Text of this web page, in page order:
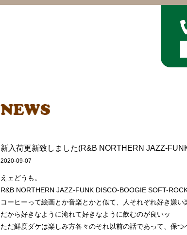
新入荷更新致しました(R&B NORTHERN JAZZ-
2020-09-07
えェどうも。
R&B NORTHERN JAZZ-FUNK DISCO-BOOGIE SOFT-
コーヒーって絵画とか音楽とかと似て、人それぞれ好き嫌
だから好きなように淹れて好きなように飲むのが良いッ
ただ鮮度ダケは楽しみ方各々のそれ以前の話であって、保つ